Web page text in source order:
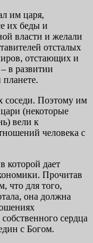
им царя,
их беды и
власти и желали
отсталых
отстающих и
в развитии
соседи. Поэтому им
(некоторые
вели к
человека с
которой дает
Прочитав
что для того,
она должна
сердца
с Богом.